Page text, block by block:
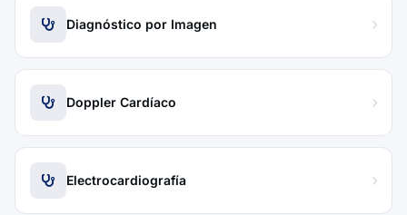
Diagnóstico por Imagen
Doppler Cardíaco
Electrocardiografía